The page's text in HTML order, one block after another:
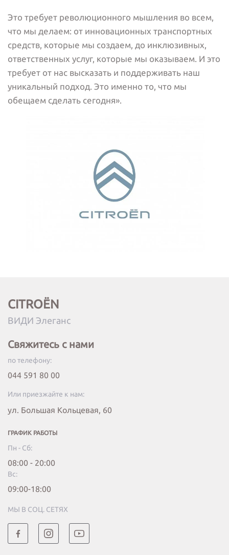
Это требует революционного мышления во всем,
что мы делаем: от инновационных транспортных
средств, которые мы создаем, до инклюзивных,
ответственных услуг, которые мы оказываем. И это
требует от нас высказать и поддерживать наш
уникальный подход. Это именно то, что мы
обещаем сделать сегодня».
CITROËN
ВИДИ Элеганс
Свяжитесь с нами
по телефону:
044 591 80 00
Или приезжайте к нам:
ул. Большая Кольцевая, 60
ГРАФИК РАБОТЫ
Пн - Сб:
08:00 - 20:00
Вc:
09:00-18:00
МЫ В СОЦ. СЕТЯХ